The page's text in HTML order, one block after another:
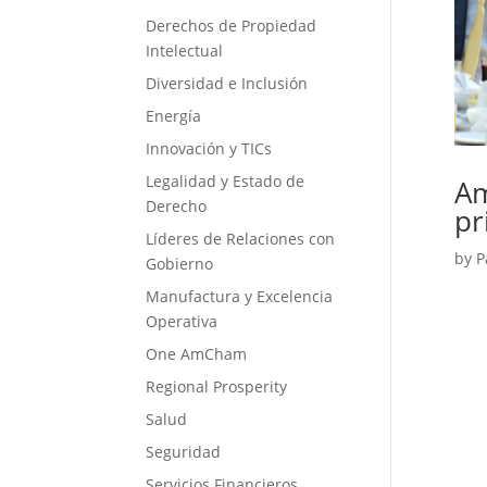
by
Derechos de Propiedad
Intelectual
Diversidad e Inclusión
Energía
Innovación y TICs
Legalidad y Estado de
Derecho
Líderes de Relaciones con
Gobierno
Manufactura y Excelencia
Operativa
One AmCham
Regional Prosperity
Salud
Seguridad